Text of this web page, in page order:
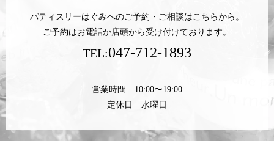
パティスリーはぐみへのご予約・ご相談はこちらから。
ご予約はお電話か店頭から受け付けております。
TEL:047-712-1893
営業時間 10:00〜19:00
定休日 水曜日